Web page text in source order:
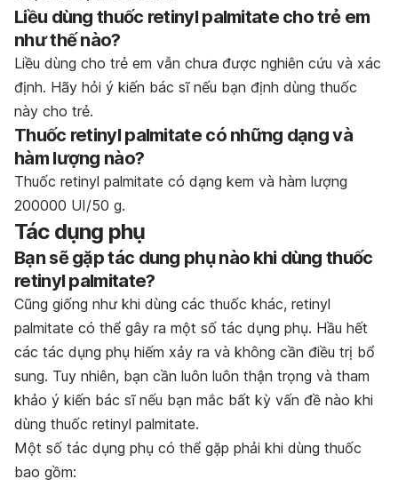
Liều dùng thuốc retinyl palmitate cho trẻ em
như thế nào?
Liều dùng cho trẻ em vẫn chưa được nghiên cứu và xác
định. Hãy hỏi ý kiến bác sĩ nếu bạn định dùng thuốc
này cho trẻ.
Thuốc retinyl palmitate có những dạng và
hàm lượng nào?
Thuốc retinyl palmitate có dạng kem và hàm lượng
200000 UI/50 g.
Tác dụng phụ
Bạn sẽ gặp tác dung phụ nào khi dùng thuốc
retinyl palmitate?
Cũng giống như khi dùng các thuốc khác, retinyl
palmitate có thể gây ra một số tác dụng phụ. Hầu hết
các tác dụng phụ hiếm xảy ra và không cần điều trị bổ
sung. Tuy nhiên, bạn cần luôn luôn thận trọng và tham
khảo ý kiến bác sĩ nếu bạn mắc bất kỳ vấn đề nào khi
dùng thuốc retinyl palmitate.
Một số tác dụng phụ có thể gặp phải khi dùng thuốc
bao gồm: